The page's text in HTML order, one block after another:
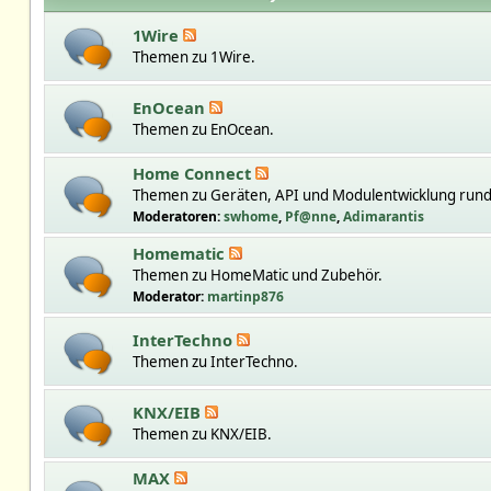
1Wire
Themen zu 1Wire.
EnOcean
Themen zu EnOcean.
Home Connect
Themen zu Geräten, API und Modulentwicklung
Moderatoren:swhome, Pf@nne,Adimarantis
Homematic
Themen zu HomeMatic und Zubehör.
Moderator: martinp876
InterTechno
Themen zu InterTechno.
KNX/EIB
Themen zu KNX/EIB.
MAX